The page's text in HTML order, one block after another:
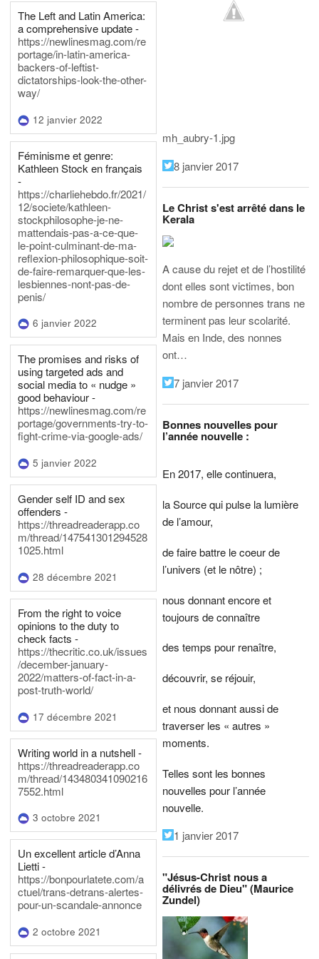
The Left and Latin America:
a comprehensive update -
https://newlinesmag.com/re
portage/in-latin-america-
backers-of-leftist-
dictatorships-look-the-other-
way/
12 janvier 2022
Féminisme et genre:
Kathleen Stock en français
-
https://charliehebdo.fr/2021/
12/societe/kathleen-
stockphilosophe-je-ne-
mattendais-pas-a-ce-que-
le-point-culminant-de-ma-
reflexion-philosophique-soit-
de-faire-remarquer-que-les-
lesbiennes-nont-pas-de-
penis/
6 janvier 2022
The promises and risks of
using targeted ads and
social media to « nudge »
good behaviour -
https://newlinesmag.com/re
portage/governments-try-to-
fight-crime-via-google-ads/
5 janvier 2022
Gender self ID and sex
offenders -
https://threadreaderapp.co
m/thread/147541301294528
1025.html
28 décembre 2021
From the right to voice
opinions to the duty to
check facts -
https://thecritic.co.uk/issues
/december-january-
2022/matters-of-fact-in-a-
post-truth-world/
17 décembre 2021
Writing world in a nutshell -
https://threadreaderapp.co
m/thread/143480341090216
7552.html
3 octobre 2021
Un excellent article d’Anna
Lietti -
https://bonpourlatete.com/a
ctuel/trans-detrans-alertes-
pour-un-scandale-annonce
2 octobre 2021
mh_aubry-1.jpg
8 janvier 2017
Le Christ s'est arrêté dans le
Kerala
A cause du rejet et de l’hostilité
dont elles sont victimes, bon
nombre de personnes trans ne
terminent pas leur scolarité.
Mais en Inde, des nonnes
ont…
7 janvier 2017
Bonnes nouvelles pour
l’année nouvelle :
En 2017, elle continuera,
la Source qui pulse la lumière
de l’amour,
de faire battre le coeur de
l’univers (et le nôtre) ;
nous donnant encore et
toujours de connaître
des temps pour renaître,
découvrir, se réjouir,
et nous donnant aussi de
traverser les « autres »
moments.
Telles sont les bonnes
nouvelles pour l’année
nouvelle.
1 janvier 2017
"Jésus-Christ nous a
délivrés de Dieu" (Maurice
Zundel)